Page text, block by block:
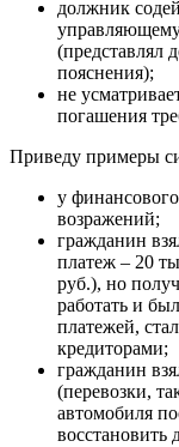
должник
(представлял
пояснения);
не
погашения
Приведу примеры
у
возражений;
гражданин
платеж – 20
руб.), но
работать и
платежей,
кредиторами;
гражданин
(перевозки,
автомобиля
восстановить